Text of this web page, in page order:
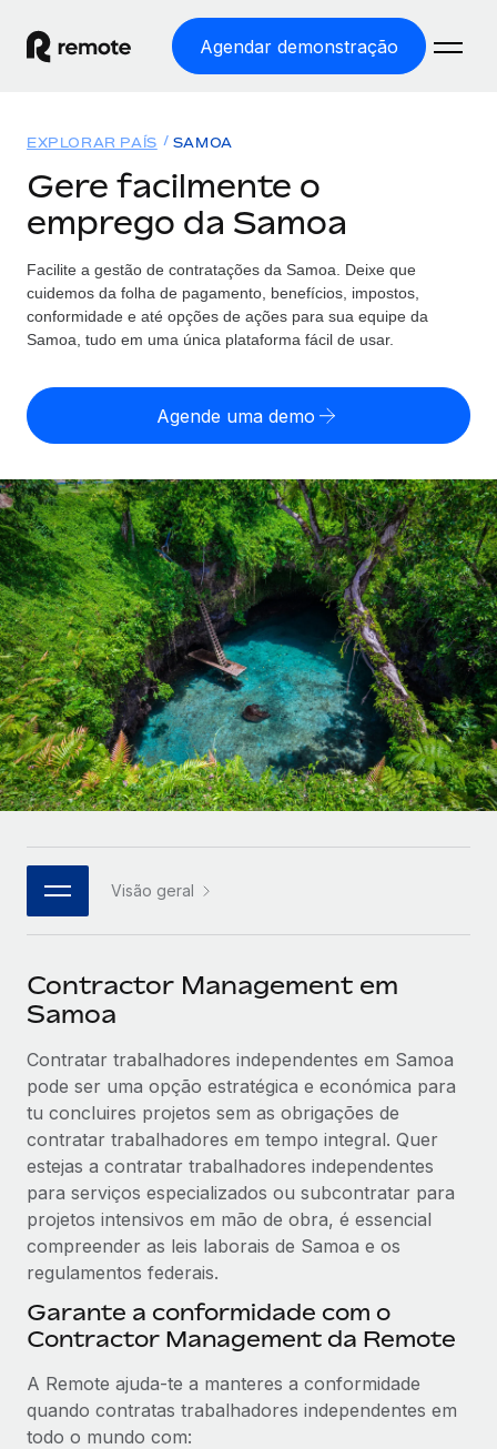
Agendar demonstração
EMPREGO GLOBAL
Processamento Salarial
Processamento salarial fácil e em conformidade
Employer of Record
entidades
globalmente
SERVICES
Perguntar a um especialista
Obtenha apoio especializado em RH e
conformidade globais
Soluções
COBERTURA GLOBAL
Explorador de países
Encontra apoio para emprego global por país
Comparar a Remote
Veja como nos comparamos com os outros
TORNE-SE NOSSO PARCEIRO
Parceiros tecnológicos estratégicos
Integre os RH globais na sua plataforma de forma
flexível
CASE STUDIES
Preçário
English
Nederlands
Français
Deutsch
Español
Italiano
Português (Portugal)
日本語
한국어
中文（简体）
Início de sessão
EXPLORAR PAÍS SAMOA
Gere facilmente o
emprego da Samoa
Facilite a gestão de contratações da Samoa. Deixe que
cuidemos da folha de pagamento, benefícios, impostos,
conformidade e até opções de ações para sua equipe da
Samoa, tudo em uma única plataforma fácil de usar.
Agende uma demo
Visão geral
Contractor Management em
Samoa
Contratar trabalhadores independentes em Samoa
pode ser uma opção estratégica e económica para
tu concluires projetos sem as obrigações de
contratar trabalhadores em tempo integral. Quer
estejas a contratar trabalhadores independentes
para serviços especializados ou subcontratar para
projetos intensivos em mão de obra, é essencial
compreender as leis laborais de Samoa e os
regulamentos federais.
Garante a conformidade com o
Contractor Management da Remote
A Remote ajuda-te a manteres a conformidade
quando contratas trabalhadores independentes em
todo o mundo com: